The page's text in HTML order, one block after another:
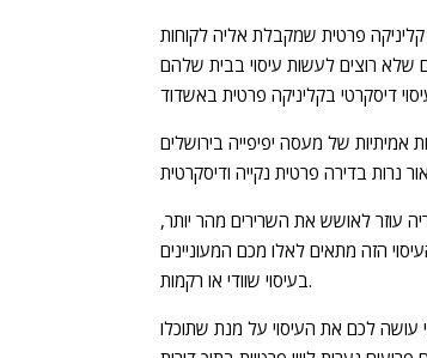
קליניקה פרטית שמקבלת אליה לקוחות
שלא רוצים לעשות עיסוי בבית שלהם
אמיתיות של מעסה יפיפייה בירושלים
עוזר לאושש את השרירים מהר יותר,
הזה מתאים לאלו מכם המעוניינים
בעיסוי שוודי או רקמות.
עושה לכם את העיסוי על מנת שתוכלו